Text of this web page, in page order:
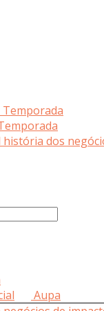
Temporada
história dos
Aupa